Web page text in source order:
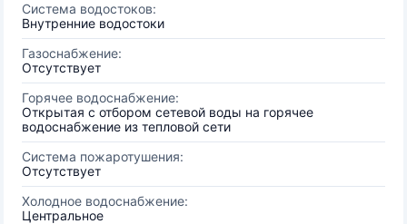
Система водостоков:
Внутренние водостоки
Газоснабжение:
Отсутствует
Горячее водоснабжение:
Открытая с отбором сетевой воды на горячее
водоснабжение из тепловой сети
Система пожаротушения:
Отсутствует
Холодное водоснабжение:
Центральное